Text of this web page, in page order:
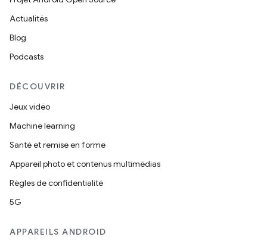
Actualités
Blog
Podcasts
DÉCOUVRIR
Jeux vidéo
Machine learning
Santé et remise en forme
Appareil photo et contenus multimédias
Règles de confidentialité
5G
APPAREILS ANDROID